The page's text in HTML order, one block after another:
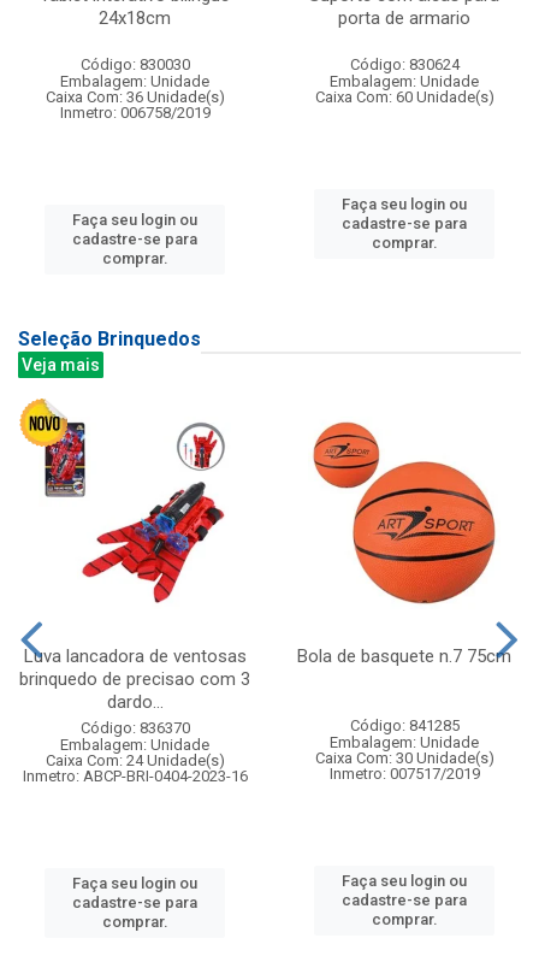
24x18cm
Código: 830030
Embalagem: Unidade
Caixa Com: 36 Unidade(s)
Inmetro: 006758/2019
Faça seu login ou
cadastre-se para
comprar.
porta de armario
Código: 830624
Embalagem: Unidade
Caixa Com: 60 Unidade(s)
Faça seu login ou
cadastre-se para
comprar.
Seleção Brinquedos
Veja mais
Luva lancadora de ventosas
brinquedo de precisao com 3
dardo...
Código: 836370
Embalagem: Unidade
Caixa Com: 24 Unidade(s)
Inmetro: ABCP-BRI-0404-2023-16
Faça seu login ou
cadastre-se para
comprar.
Bola de basquete n.7 75cm
Código: 841285
Embalagem: Unidade
Caixa Com: 30 Unidade(s)
Inmetro: 007517/2019
Faça seu login ou
cadastre-se para
comprar.